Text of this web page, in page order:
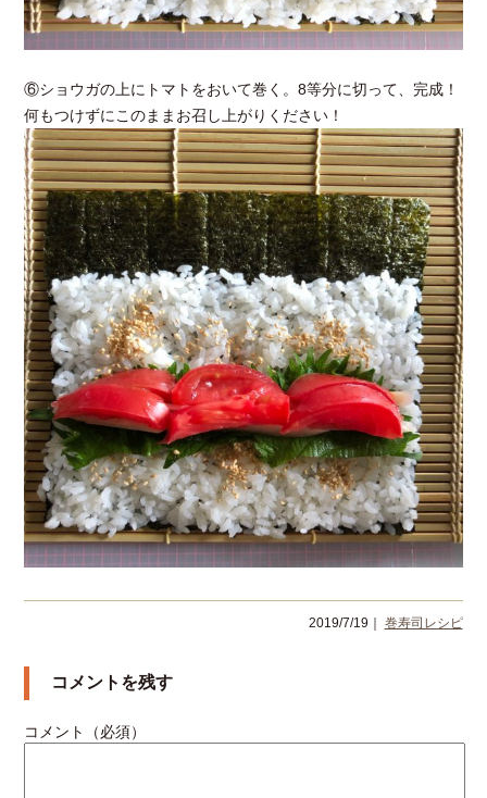
⑥ショウガの上にトマトをおいて巻く。8等分に切って、完成！
何もつけずにこのままお召し上がりください！
2019/7/19｜ 巻寿司レシピ
コメントを残す
コメント（必須）